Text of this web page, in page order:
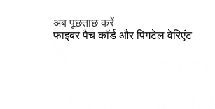
अब पूछताछ करें
फाइबर पैच कॉर्ड और पिगटेल वेरिएंट